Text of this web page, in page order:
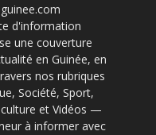
d'information
une couverture
en Guinée, en
nos rubriques
Société, Sport,
et Vidéos —
à informer avec